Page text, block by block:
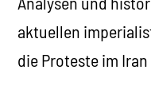
aktuellen
die Proteste im